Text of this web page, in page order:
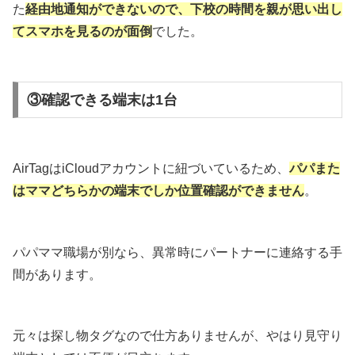
た経由地通知ができないので、下校の時間を親が思い出し
てスマホを見るのが面倒でした。
③確認できる端末は1台
AirTagはiCloudアカウントに紐づいているため、パパまた
はママどちらかの端末でしか位置確認ができません。
パパママ職場が別なら、異常時にパートナーに連絡する手
間があります。
元々は探し物タグなので仕方ありませんが、やはり見守り